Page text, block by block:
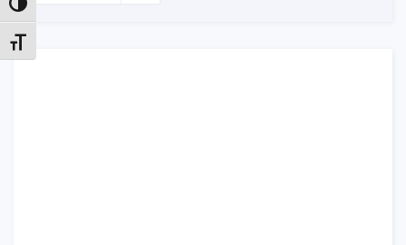
Umschalten auf hohe Kontraste
Schrift vergrößern